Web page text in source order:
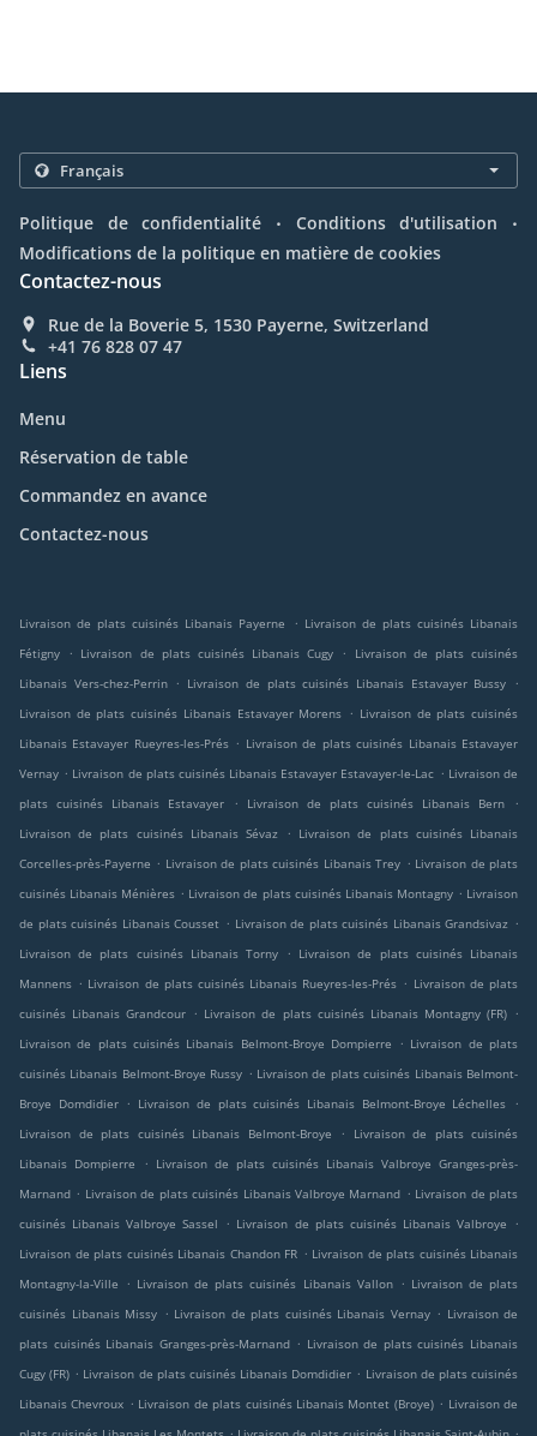
Politique de confidentialité . Conditions d'utilisation .
Modifications de la politique en matière de cookies
Contactez-nous
Rue de la Boverie 5, 1530 Payerne, Switzerland
+41 76 828 07 47
Liens
Menu
Réservation de table
Commandez en avance
Contactez-nous
Livraison de plats cuisinés Libanais Payerne . Livraison de plats cuisinés Libanais
Fétigny
. Livraison de plats cuisinés Libanais Cugy .
Livraison de plats cuisinés
Libanais Vers-chez-Perrin . Livraison de plats cuisinés Libanais Estavayer Bussy
.
Livraison de plats cuisinés Libanais Estavayer Morens . Livraison de plats cuisinés
Libanais Estavayer Rueyres-les-Prés . Livraison de plats cuisinés Libanais Estavayer
Vernay . Livraison de plats cuisinés Libanais Estavayer Estavayer-le-Lac . Livraison de
plats cuisinés Libanais Estavayer
. Livraison de plats cuisinés Libanais Bern
.
Livraison de plats cuisinés Libanais Sévaz
. Livraison de plats cuisinés Libanais
Corcelles-près-Payerne . Livraison de plats cuisinés Libanais Trey . Livraison de plats
cuisinés Libanais Ménières . Livraison de plats cuisinés Libanais Montagny . Livraison
de plats cuisinés Libanais Cousset . Livraison de plats cuisinés Libanais Grandsivaz .
Livraison de plats cuisinés Libanais Torny
. Livraison de plats cuisinés Libanais
Mannens . Livraison de plats cuisinés Libanais Rueyres-les-Prés . Livraison de plats
cuisinés Libanais Grandcour . Livraison de plats cuisinés Libanais Montagny (FR) .
Livraison de plats cuisinés Libanais Belmont-Broye Dompierre
. Livraison de plats
cuisinés Libanais Belmont-Broye Russy . Livraison de plats cuisinés Libanais Belmont-
Broye Domdidier . Livraison de plats cuisinés Libanais Belmont-Broye Léchelles
.
Livraison de plats cuisinés Libanais Belmont-Broye
.
Livraison de plats cuisinés
Libanais Dompierre
. Livraison de plats cuisinés Libanais Valbroye Granges-près-
Marnand . Livraison de plats cuisinés Libanais Valbroye Marnand . Livraison de plats
cuisinés Libanais Valbroye Sassel
. Livraison de plats cuisinés Libanais Valbroye
.
Livraison de plats cuisinés Libanais Chandon FR . Livraison de plats cuisinés Libanais
Montagny-la-Ville
. Livraison de plats cuisinés Libanais Vallon . Livraison de plats
cuisinés Libanais Missy . Livraison de plats cuisinés Libanais Vernay . Livraison de
plats cuisinés Libanais Granges-près-Marnand . Livraison de plats cuisinés Libanais
Cugy (FR) . Livraison de plats cuisinés Libanais Domdidier . Livraison de plats cuisinés
Libanais Chevroux . Livraison de plats cuisinés Libanais Montet (Broye) . Livraison de
. .